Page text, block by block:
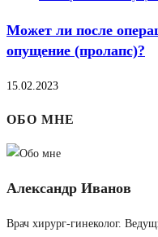
Может ли после
опущение (пролапс)?
15.02.2023
ОБО МНЕ
Александр Иванов
Врач хирург-гинеколог.